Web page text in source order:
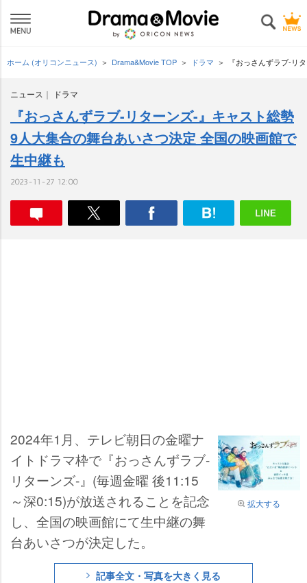
ホーム (オリコンニュース) Drama&Movie TOP ドラマ 『おっさんずラブ-リ
ニュース ドラマ
『おっさんずラブ-リターンズ-』キャスト総勢
9人大集合の舞台あいさつ決定 全国の映画館で
生中継も
2023-11-27 12:00
拡大する
2024年1月、テレビ朝日の金曜ナ
イトドラマ枠で『おっさんずラブ-
リターンズ-』(毎週金曜 後11:15
～深0:15)が放送されることを記念
し、全国の映画館にて生中継の舞
台あいさつが決定した。
記事全文・写真を大きく見る